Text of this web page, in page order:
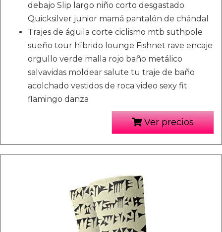
debajo Slip largo niño corto desgastado
Quicksilver junior mamá pantalón de chándal
Trajes de águila corte ciclismo mtb suthpole
sueño tour híbrido lounge Fishnet rave encaje
orgullo verde malla rojo baño metálico
salvavidas moldear salute tu traje de baño
acolchado vestidos de roca video sexy fit
flamingo danza
Ver precios